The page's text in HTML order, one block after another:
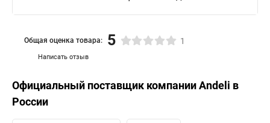
Написать отзыв
Общая оценка товара: 5 1
Официальный поставщик компанииAndeli в
России